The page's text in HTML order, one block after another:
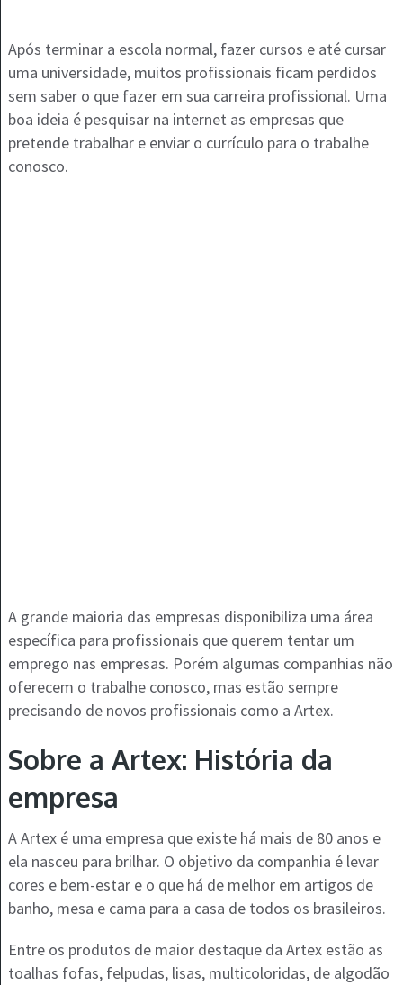
Após terminar a escola normal, fazer cursos e até cursar
uma universidade, muitos profissionais ficam perdidos
sem saber o que fazer em sua carreira profissional. Uma
boa ideia é pesquisar na internet as empresas que
pretende trabalhar e enviar o currículo para o trabalhe
conosco.
A grande maioria das empresas disponibiliza uma área
específica para profissionais que querem tentar um
emprego nas empresas. Porém algumas companhias não
oferecem o trabalhe conosco, mas estão sempre
precisando de novos profissionais como a Artex.
Sobre a Artex: História da
empresa
A Artex é uma empresa que existe há mais de 80 anos e
ela nasceu para brilhar. O objetivo da companhia é levar
cores e bem-estar e o que há de melhor em artigos de
banho, mesa e cama para a casa de todos os brasileiros.
Entre os produtos de maior destaque da Artex estão as
toalhas fofas, felpudas, lisas, multicoloridas, de algodão